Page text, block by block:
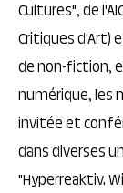
Cultures", de
Critiques d'Art)
de non-fiction,
numérique, les
invitée et
dans diverses
"Hyperreaktiv.